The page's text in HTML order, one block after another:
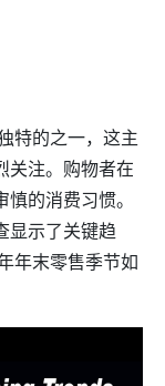
特的之一，这主
关注。购物者在
的消费习惯。
显示了关键趋
年末零售季节如